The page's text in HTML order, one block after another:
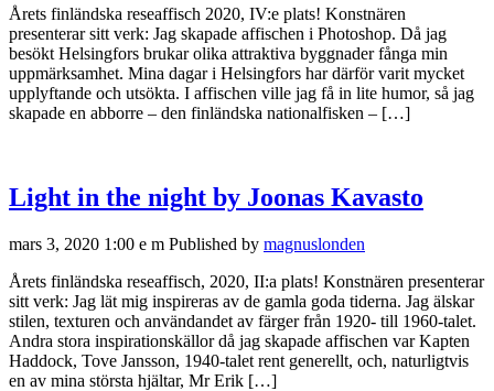
Årets finländska reseaffisch 2020, IV:e plats! Konstnären
presenterar sitt verk: Jag skapade affischen i Photoshop. Då jag
besökt Helsingfors brukar olika attraktiva byggnader fånga min
uppmärksamhet. Mina dagar i Helsingfors har därför varit mycket
upplyftande och utsökta. I affischen ville jag få in lite humor, så jag
skapade en abborre – den finländska nationalfisken – […]
Light in the night by Joonas Kavasto
mars 3, 2020 1:00 e m Published by magnuslonden
Årets finländska reseaffisch, 2020, II:a plats! Konstnären presenterar
sitt verk: Jag lät mig inspireras av de gamla goda tiderna. Jag älskar
stilen, texturen och användandet av färger från 1920- till 1960-talet.
Andra stora inspirationskällor då jag skapade affischen var Kapten
Haddock, Tove Jansson, 1940-talet rent generellt, och, naturligtvis
en av mina största hjältar, Mr Erik […]